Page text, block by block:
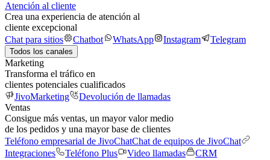
Atención al cliente
Crea una experiencia de atención al
cliente excepcional
Chat para sitios
Chatbot WhatsApp Instagram Telegram
Todos los canales
Marketing
Transforma el tráfico en
clientes potenciales cualificados
JivoMarketing
Devolución de llamadas
Ventas
Consigue más ventas, un mayor valor medio
de los pedidos y una mayor base de clientes
Teléfono empresarial de JivoChatChat de equipos de JivoChat
Integraciones
Teléfono Plus Video llamadas
CRM